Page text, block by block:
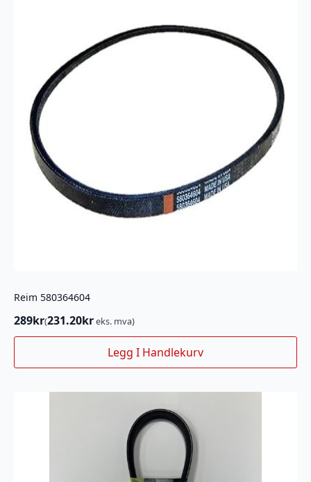
Reim 580364604
289kr(231.20kreks. mva)
Legg I Handlekurv